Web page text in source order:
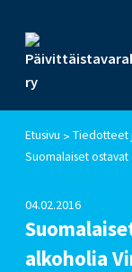
Etusivu > Tiedotteet
04.02.2016
alkoholia